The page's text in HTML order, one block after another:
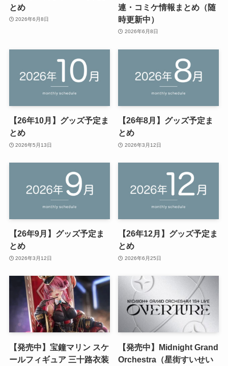
とめ
2026年6月8日
連・コミケ情報まとめ（随
時更新中）
2026年6月8日
【26年10月】グッズ予定ま
とめ
2026年5月13日
【26年8月】グッズ予定ま
とめ
2026年3月12日
【26年9月】グッズ予定ま
とめ
2026年3月12日
【26年12月】グッズ予定ま
とめ
2026年6月25日
【発売中】宝鐘マリン スケ
ールフィギュア 三十路衣装
【発売中】Midnight Grand
Orchestra（星街すいせい